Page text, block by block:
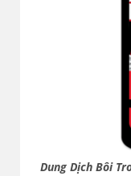
Dung Dịch Bôi